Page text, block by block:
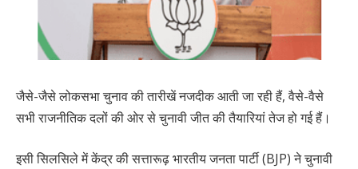
जैसे-जैसे लोकसभा चुनाव की तारीखें नजदीक आती जा रही हैं, वैसे-वैसे
सभी राजनीतिक दलों की ओर से चुनावी जीत की तैयारियां तेज हो गई हैं।
इसी सिलसिले में केंद्र की सत्तारूढ़ भारतीय जनता पार्टी (BJP) ने चुनावी